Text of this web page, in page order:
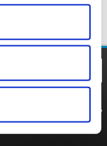
POLITYKA